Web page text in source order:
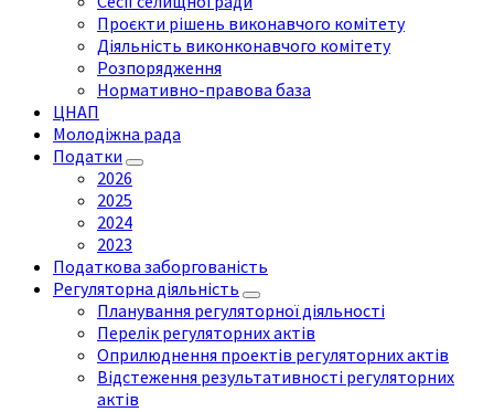
Проєкти рішень виконавчого комітету
Діяльність виконконавчого комітету
Розпорядження
Нормативно-правова база
ЦНАП
Молодіжна рада
Податки
2026
2025
2024
2023
Податкова заборгованість
Регуляторна діяльність
Планування регуляторної діяльності
Перелік регуляторних актів
Оприлюднення проектів регуляторних актів
Відстеження результативності регуляторних
актів